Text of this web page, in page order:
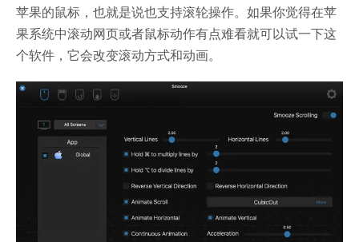
苹果的鼠标，也就是说也支持滚轮操作。如果你觉得在苹
果系统中滚动网页或者鼠标动作有点难看就可以试一下这
个软件，它会改变滚动方式和动画。